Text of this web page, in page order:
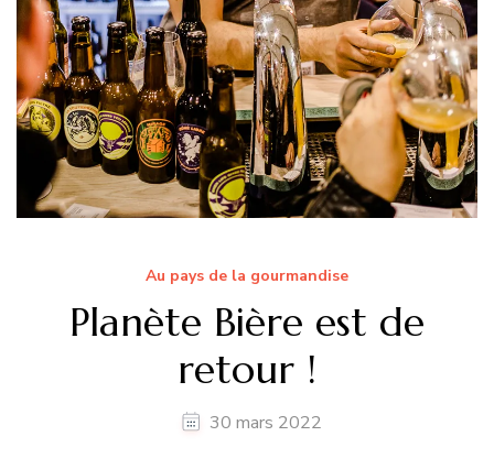
Au pays de la gourmandise
Planète Bière est de
retour !
30 mars 2022